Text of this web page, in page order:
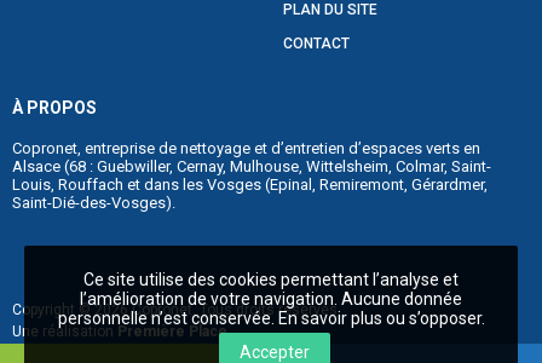
PLAN DU SITE
CONTACT
À PROPOS
Copronet, entreprise de nettoyage et d’entretien d’espaces verts en
Alsace (68 : Guebwiller, Cernay, Mulhouse, Wittelsheim, Colmar, Saint-
Louis, Rouffach et dans les Vosges (Epinal , Remiremont, Gérardmer,
Saint-Dié-des-Vosges).
Copyright © 2026Copronet. Tous droits réservés.
Une réalisation Première Place
Ce site utilise des cookies permettant l’analyse et
l’amélioration de votre navigation. Aucune donnée
personnelle n’est conservée. En savoir plus ou s’opposer.
Accepter